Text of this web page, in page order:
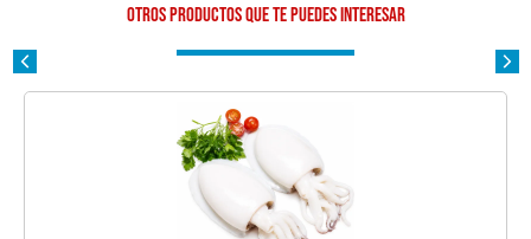
Otros productos que te puedes interesar